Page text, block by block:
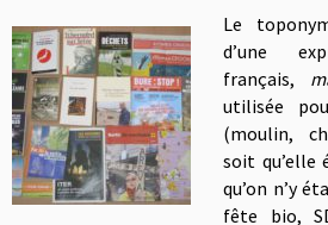
Le
d’une
français,
utilisée
(moulin,
soit
qu’on n’y
fête bio,